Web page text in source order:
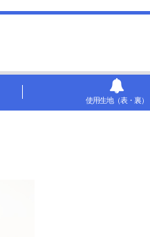
使用生地（表・裏）